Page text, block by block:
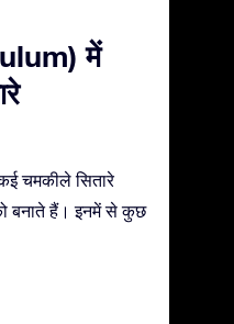
में
चमकीले सितारे
बनाते हैं। इनमें से कुछ